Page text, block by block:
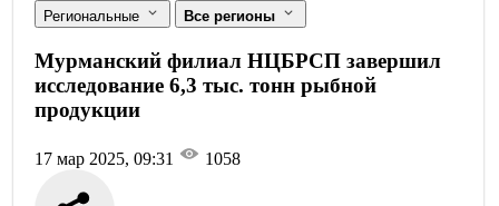
Региональные Все регионы
Мурманский филиал НЦБРСП завершил
исследование 6,3 тыс. тонн рыбной
продукции
17 мар 2025, 09:31 1058